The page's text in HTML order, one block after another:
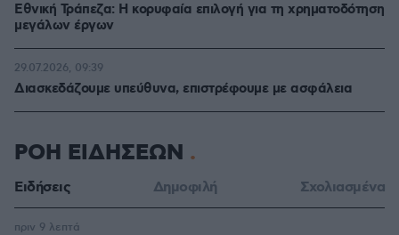
Εθνική Τράπεζα: Η κορυφαία επιλογή για τη χρηματοδότηση
μεγάλων έργων
Διασκεδάζουμε υπεύθυνα, επιστρέφουμε με ασφάλεια
29.07.2026, 09:39
ΡΟΗ ΕΙΔΗΣΕΩΝ
Ειδήσεις Δημοφιλή Σχολιασμένα
πριν 9 λεπτά